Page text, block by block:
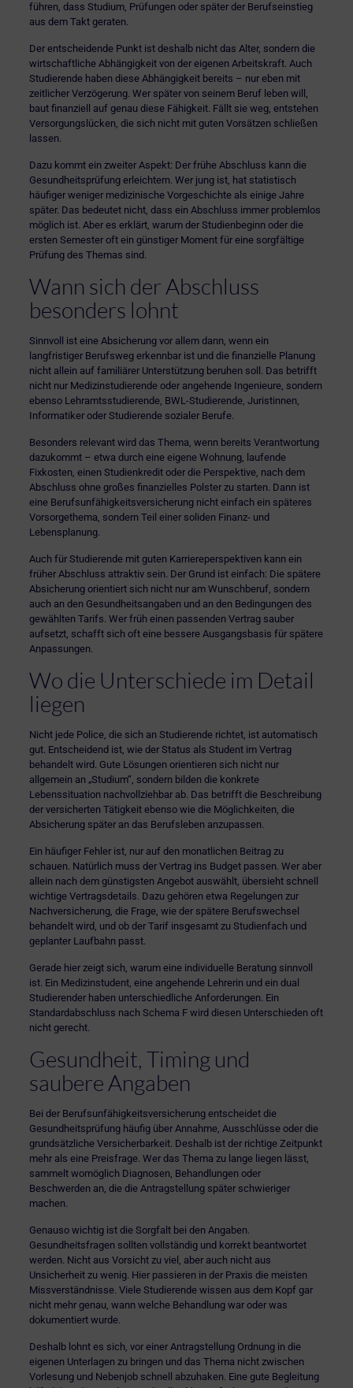
führen, dass Studium, Prüfungen oder später der Berufseinstieg
aus dem Takt geraten.
Der entscheidende Punkt ist deshalb nicht das Alter, sondern die
wirtschaftliche Abhängigkeit von der eigenen Arbeitskraft. Auch
Studierende haben diese Abhängigkeit bereits – nur eben mit
zeitlicher Verzögerung. Wer später von seinem Beruf leben will,
baut finanziell auf genau diese Fähigkeit. Fällt sie weg, entstehen
Versorgungslücken, die sich nicht mit guten Vorsätzen schließen
lassen.
Dazu kommt ein zweiter Aspekt: Der frühe Abschluss kann die
Gesundheitsprüfung erleichtern. Wer jung ist, hat statistisch
häufiger weniger medizinische Vorgeschichte als einige Jahre
später. Das bedeutet nicht, dass ein Abschluss immer problemlos
möglich ist. Aber es erklärt, warum der Studienbeginn oder die
ersten Semester oft ein günstiger Moment für eine sorgfältige
Prüfung des Themas sind.
Wann sich der Abschluss
besonders lohnt
Sinnvoll ist eine Absicherung vor allem dann, wenn ein
langfristiger Berufsweg erkennbar ist und die finanzielle Planung
nicht allein auf familiärer Unterstützung beruhen soll. Das betrifft
nicht nur Medizinstudierende oder angehende Ingenieure, sondern
ebenso Lehramtsstudierende, BWL-Studierende, Juristinnen,
Informatiker oder Studierende sozialer Berufe.
Besonders relevant wird das Thema, wenn bereits Verantwortung
dazukommt – etwa durch eine eigene Wohnung, laufende
Fixkosten, einen Studienkredit oder die Perspektive, nach dem
Abschluss ohne großes finanzielles Polster zu starten. Dann ist
eine Berufsunfähigkeitsversicherung nicht einfach ein späteres
Vorsorgethema, sondern Teil einer soliden Finanz- und
Lebensplanung.
Auch für Studierende mit guten Karriereperspektiven kann ein
früher Abschluss attraktiv sein. Der Grund ist einfach: Die spätere
Absicherung orientiert sich nicht nur am Wunschberuf, sondern
auch an den Gesundheitsangaben und an den Bedingungen des
gewählten Tarifs. Wer früh einen passenden Vertrag sauber
aufsetzt, schafft sich oft eine bessere Ausgangsbasis für spätere
Anpassungen.
Wo die Unterschiede im Detail
liegen
Nicht jede Police, die sich an Studierende richtet, ist automatisch
gut. Entscheidend ist, wie der Status als Student im Vertrag
behandelt wird. Gute Lösungen orientieren sich nicht nur
allgemein an „Studium“, sondern bilden die konkrete
Lebenssituation nachvollziehbar ab. Das betrifft die Beschreibung
der versicherten Tätigkeit ebenso wie die Möglichkeiten, die
Absicherung später an das Berufsleben anzupassen.
Ein häufiger Fehler ist, nur auf den monatlichen Beitrag zu
schauen. Natürlich muss der Vertrag ins Budget passen. Wer aber
allein nach dem günstigsten Angebot auswählt, übersieht schnell
wichtige Vertragsdetails. Dazu gehören etwa Regelungen zur
Nachversicherung, die Frage, wie der spätere Berufswechsel
behandelt wird, und ob der Tarif insgesamt zu Studienfach und
geplanter Laufbahn passt.
Gerade hier zeigt sich, warum eine individuelle Beratungsinnvoll
ist. Ein Medizinstudent, eine angehende Lehrerin und ein dual
Studierender haben unterschiedliche Anforderungen. Ein
Standardabschluss nach Schema F wird diesen Unterschieden oft
nicht gerecht.
Gesundheit, Timing und
saubere Angaben
Bei der Berufsunfähigkeitsversicherung entscheidet die
Gesundheitsprüfung häufig über Annahme, Ausschlüsse oder die
grundsätzliche Versicherbarkeit. Deshalb ist der richtige Zeitpunkt
mehr als eine Preisfrage. Wer das Thema zu lange liegen lässt,
sammelt womöglich Diagnosen, Behandlungen oder
Beschwerden an, die die Antragstellung später schwieriger
machen.
Genauso wichtig ist die Sorgfalt bei den Angaben.
Gesundheitsfragen sollten vollständig und korrekt beantwortet
werden. Nicht aus Vorsicht zu viel, aber auch nicht aus
Unsicherheit zu wenig. Hier passieren in der Praxis die meisten
Missverständnisse. Viele Studierende wissen aus dem Kopf gar
nicht mehr genau, wann welche Behandlung war oder was
dokumentiert wurde.
Deshalb lohnt es sich, vor einer Antragstellung Ordnung in die
eigenen Unterlagen zu bringen und das Thema nicht zwischen
Vorlesung und Nebenjob schnell abzuhaken. Eine gute Begleitung